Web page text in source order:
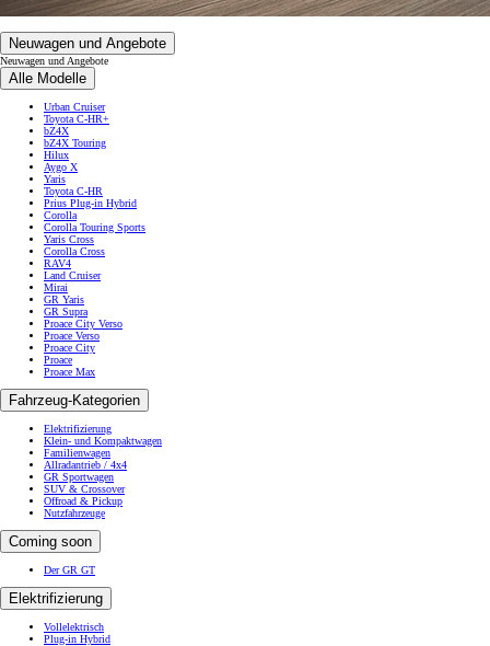
Neuwagen und Angebote
Neuwagen und Angebote
Alle Modelle
Urban Cruiser
Toyota C-HR+
bZ4X
bZ4X Touring
Hilux
Aygo X
Yaris
Toyota C-HR
Prius Plug-in Hybrid
Corolla
Corolla Touring Sports
Yaris Cross
Corolla Cross
RAV4
Land Cruiser
Mirai
GR Yaris
GR Supra
Proace City Verso
Proace Verso
Proace City
Proace
Proace Max
Fahrzeug-Kategorien
Elektrifizierung
Klein- und Kompaktwagen
Familienwagen
Allradantrieb / 4x4
GR Sportwagen
SUV & Crossover
Offroad & Pickup
Nutzfahrzeuge
Coming soon
Der GR GT
Elektrifizierung
Vollelektrisch
Plug-in Hybrid